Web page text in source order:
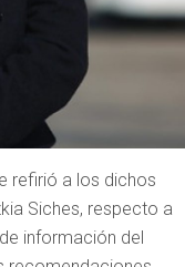
refirió a los dichos
Siches, respecto a
información del